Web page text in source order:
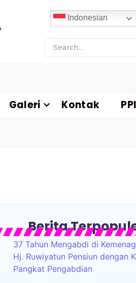
Indonesian
Galeri Kontak
Berita
37 Tahun Mengabdi di
Hj. Ruwiyatun Pensiun dengan
Pangkat Pengabdian